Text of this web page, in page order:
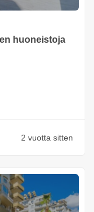
huoneistoja
2 vuotta sitten